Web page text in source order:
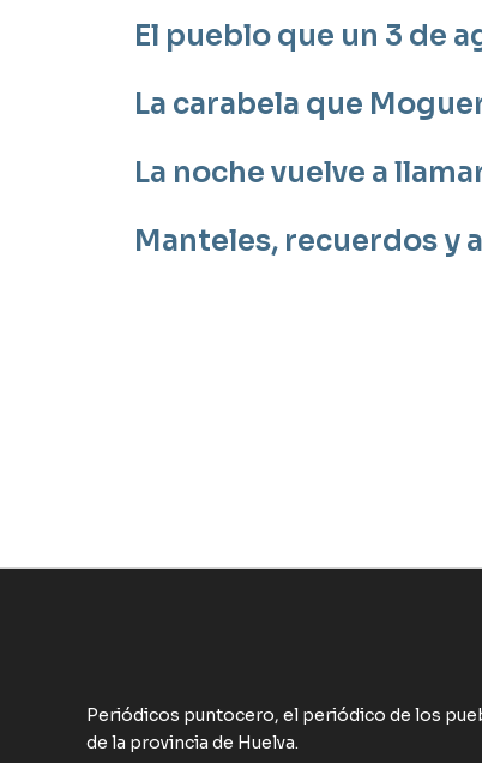
El pueblo que un 3 de
La carabela que
La noche vuelve a
Manteles, recuerdos y
Periódicos puntocero, el periódico de los
de la provincia de Huelva.